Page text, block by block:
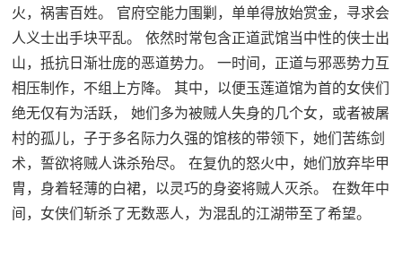
火，祸害百姓。 官府空能力围剿，单单得放始赏金，寻求会
人义士出手块平乱。 依然时常包含正道武馆当中性的侠士出
山，抵抗日渐壮庞的恶道势力。 一时间，正道与邪恶势力互
相压制作，不组上方降。 其中，以便玉莲道馆为首的女侠们
绝无仅有为活跃， 她们多为被贼人失身的几个女，或者被屠
村的孤儿，子于多名际力久强的馆核的带领下，她们苦练剑
术，誓欲将贼人诛杀殆尽。 在复仇的怒火中，她们放弃毕甲
胄，身着轻薄的白裙，以灵巧的身姿将贼人灭杀。 在数年中
间，女侠们斩杀了无数恶人，为混乱的江湖带至了希望。